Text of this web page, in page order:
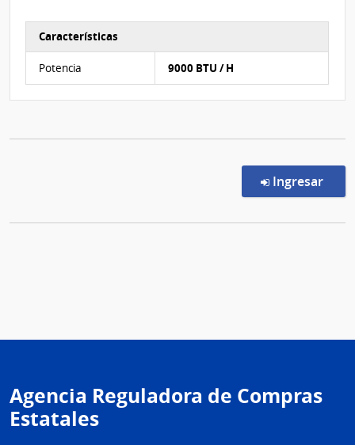
Características
Potencia 9000 BTU / H
Ingresar
Agencia Reguladora de Compras
Estatales